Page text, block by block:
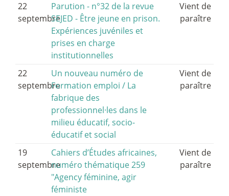
22
septembre
Parution - n°32 de la revue
SEJED - Être jeune en prison.
Expériences juvéniles et
prises en charge
institutionnelles
Vient de
paraître
22
septembre
Un nouveau numéro de
Formation emploi / La
fabrique des
professionnel·les dans le
milieu éducatif, socio-
éducatif et social
Vient de
paraître
19
septembre
Cahiers d’Études africaines,
numéro thématique 259
"Agency féminine, agir
féministe
Vient de
paraître